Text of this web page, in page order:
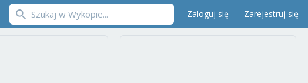
Zaloguj się Zarejestruj się